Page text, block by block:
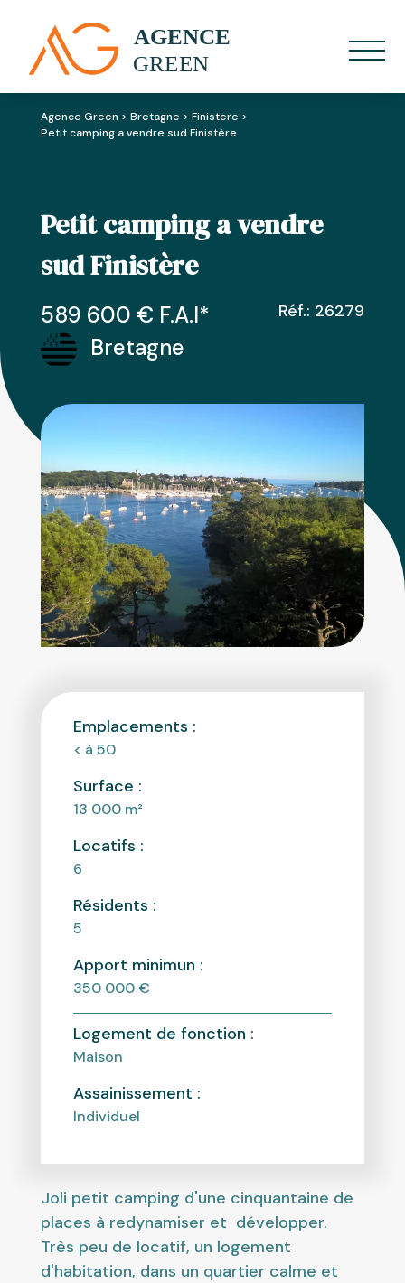
Agence Green > Bretagne > Finistere >
Petit camping a vendre sud Finistère
Petit camping a vendre
sud Finistère
Réf.: 26279
589 600 € F.A.I*
Bretagne
Emplacements :
< à 50
Surface :
13 000 m²
Locatifs :
6
Résidents :
5
Apport minimun :
350 000 €
Logement de fonction :
Maison
Assainissement :
Individuel
Joli petit camping d'une cinquantaine de
places à redynamiser et développer.
Très peu de locatif, un logement
d'habitation, dans un quartier calme et